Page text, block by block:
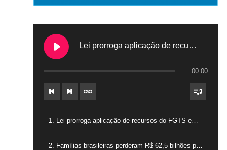
Lei prorroga aplicação de recursos do FGTS em hospitais filantrópicos
00:00
1. Lei prorroga aplicação de recursos do FGTS em hospitais filantrópicos
2. Famílias brasileiras perderam R$ 62,5 bilhões para bets em 2025